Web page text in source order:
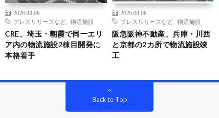
2026.08.06
プレスリリースなど
物流施設
CRE、埼玉・朝霞で同一エリ
ア内の物流施設2棟目開発に
本格着手
2026.08.06
プレスリリースなど
物流施設
阪急阪神不動産、兵庫・川西
と京都の2カ所で物流施設竣
工
Back to Top